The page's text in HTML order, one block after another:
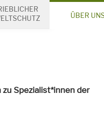
ÜBER
Spezialist*innen der